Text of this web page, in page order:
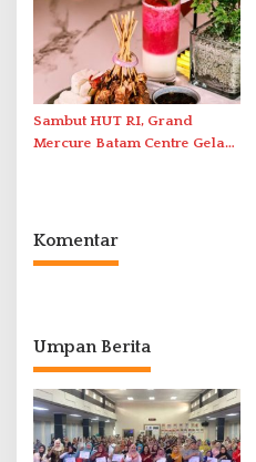
Sambut HUT RI, Grand
Mercure Batam Centre Gelar
Komentar
Umpan Berita